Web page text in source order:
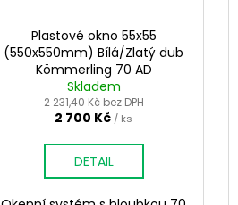
Plastové okno 55x55
(550x550mm) Bílá/Zlatý dub
Kömmerling 70 AD
Skladem
2 231,40 Kč bez DPH
2 700 Kč / ks
DETAIL